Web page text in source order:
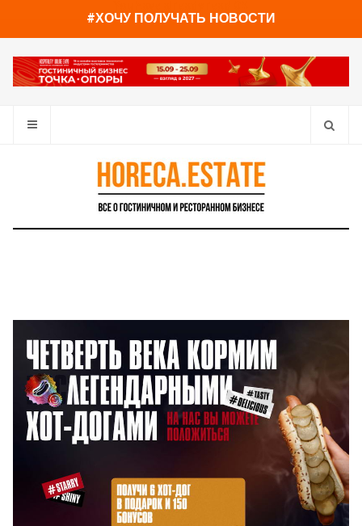
#ХОЧУ ПОЛУЧАТЬ НОВОСТИ